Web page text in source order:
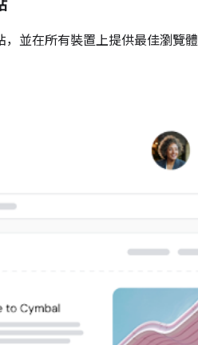
並在所有裝置上提供最佳瀏覽體